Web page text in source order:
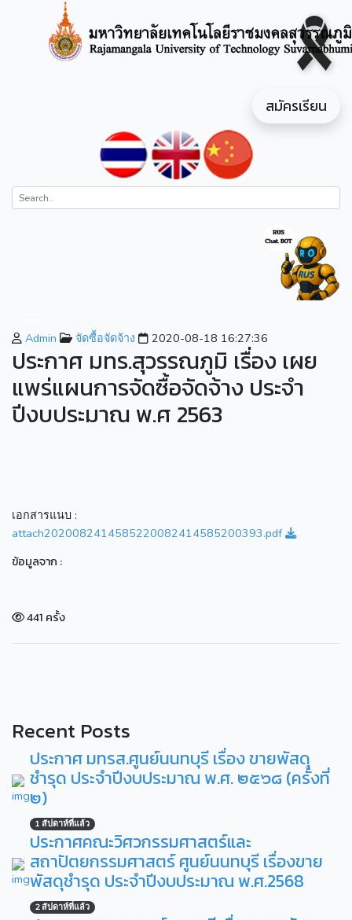
สมัครเรียน
Admin จัดซื้อจัดจ้าง 2020-08-18 16:27:36
ประกาศ มทร.สุวรรณภูมิ เรื่อง เผย
แพร่แผนการจัดซื้อจัดจ้าง ประจำ
ปีงบประมาณ พ.ศ 2563
เอกสารแนบ :
attach2020082414585220082414585200393.pdf
ข้อมูลจาก :
441 ครั้ง
Recent Posts
ประกาศ มทรส.ศูนย์นนทบุรี เรื่อง ขายพัสดุ
ชำรุด ประจำปีงบประมาณ พ.ศ. ๒๕๖๘ (ครั้งที่
๒)
1 สัปดาห์ที่แล้ว
ประกาศคณะวิศวกรรมศาสตร์และ
สถาปัตยกรรมศาสตร์ ศูนย์นนทบุรี เรื่องขาย
พัสดุชำรุด ประจำปีงบประมาณ พ.ศ.2568
2 สัปดาห์ที่แล้ว